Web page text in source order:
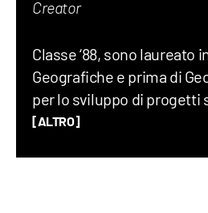
Creator
Classe ‘88, sono laureato
Geografiche e prima di
per lo sviluppo di progetti
scritto un romanzo di
[ALTRO]